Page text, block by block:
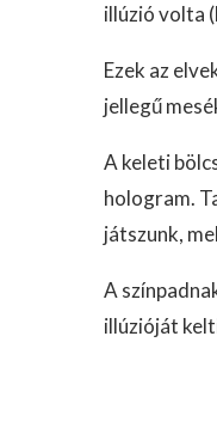
illúzió volta
Ezek az
jellegű
A keleti
hologram.
játszunk,
A
illúzióját